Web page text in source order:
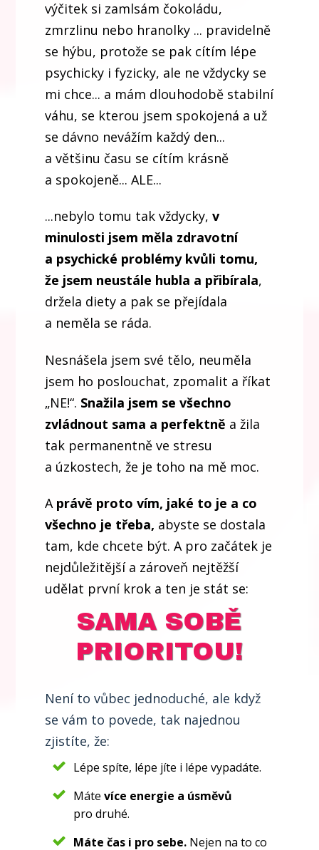
výčitek si zamlsám čokoládu,
zmrzlinu nebo hranolky ... pravidelně
se hýbu, protože se pak cítím lépe
psychicky i fyzicky, ale ne vždycky se
mi chce... a mám dlouhodobě stabilní
váhu, se kterou jsem spokojená a už
se dávno nevážím každý den...
a většinu času se cítím krásně
a spokojeně... ALE...
...nebylo tomu tak vždycky, v
minulosti jsem měla zdravotní
a psychické problémy kvůli tomu,
že jsem neustále hubla a přibírala,
držela diety a pak se přejídala
a neměla se ráda.
Nesnášela jsem své tělo, neuměla
jsem ho poslouchat, zpomalit a říkat
„NE!“. Snažila jsem se všechno
zvládnout sama a perfektně a žila
tak permanentně ve stresu
a úzkostech, že je toho na mě moc.
A právě proto vím, jaké to je a co
všechno je třeba, abyste se dostala
tam, kde chcete být. A pro začátek je
nejdůležitější a zároveň nejtěžší
udělat první krok a ten je stát se:
SAMA SOBĚ
PRIORITOU!
Není to vůbec jednoduché, ale když
se vám to povede, tak najednou
zjistíte, že:
Lépe spíte, lépe jíte i lépe vypadáte.
Máte více energie a úsměvů
pro druhé.
Máte čas i pro sebe.Nejen na to co